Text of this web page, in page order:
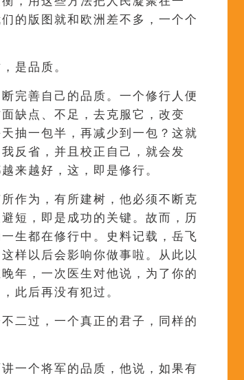
的版图就和欧洲差不多，一个个
是品质。
完善自己的品质。一个修行人便
缺点、不足，去克服它，改变
抽一包半，再减少到一包？这就
反省，并且校正自己，就会发
来越好，这，即是修行。
作为，有所建树，他必须不断克
短，即是成功的关键。故而，历
生都在修行中。史料记载，岳飞
样以后会影响你做事啦。从此以
年，一次医生对他说，为了你的
此后再没有犯过。
二过，一个真正的君子，同样的
一个将军的品质，他说，如果有